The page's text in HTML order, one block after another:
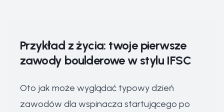
Przykład z życia: twoje pierwsze
zawody boulderowe w stylu IFSC
Oto jak może wyglądać typowy dzień
zawodów dla wspinacza startującego po